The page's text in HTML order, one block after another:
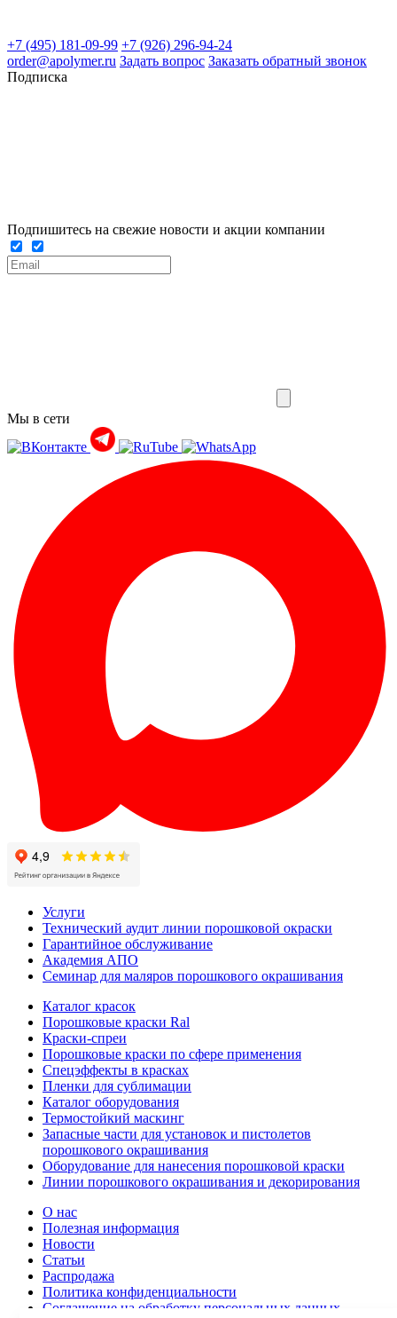
+7 (495) 181-09-99 +7 (926) 296-94-24
order@apolymer.ru Задать вопрос Заказать обратный звонок
Подписка
Подпишитесь на свежие новости и акции компании
Мы в сети
Услуги
Технический аудит линии порошковой окраски
Гарантийное обслуживание
Академия АПО
Семинар для маляров порошкового окрашивания
Каталог красок
Порошковые краски Ral
Краски-спреи
Порошковые краски по сфере применения
Спецэффекты в красках
Пленки для сублимации
Каталог оборудования
Термостойкий маскинг
Запасные части для установок и пистолетов
порошкового окрашивания
Оборудование для нанесения порошковой краски
Линии порошкового окрашивания и декорирования
О нас
Полезная информация
Новости
Статьи
Распродажа
Политика конфиденциальности
Соглашение на обработку персональных данных